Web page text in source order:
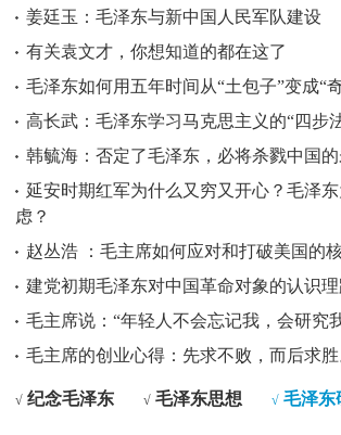
姜廷玉：毛泽东与新中国人民军队建设
有关袁文才，你想知道的都在这了
毛泽东如何用五年时间从“土包子”变成“
高长武：毛泽东学习马克思主义的“四步
韩毓海：否定了毛泽东，必将杀戮中国
延安时期红军为什么又穷又开心？毛泽
虑？
赵丛浩 ：毛主席如何应对和打破美国的
建党初期毛泽东对中国革命对象的认识理
毛主席说：“年轻人不会忘记我，会研究
毛主席的创业心得：先求不败，而后求胜
√ 纪念毛泽东 √ 毛泽东思想 √ 毛泽东